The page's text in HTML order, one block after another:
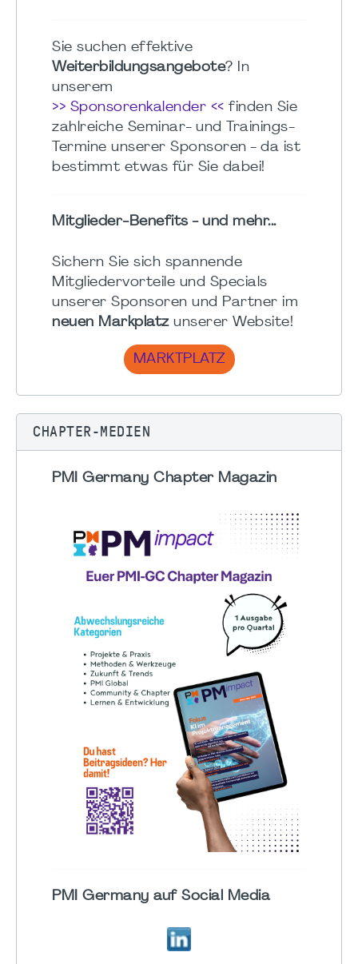
Sie suchen effektive
Weiterbildungsangebote? In
unserem
>> Sponsorenkalender << finden Sie
zahlreiche Seminar- und Trainings-
Termine unserer Sponsoren - da ist
bestimmt etwas für Sie dabei!
Mitglieder-Benefits - und mehr...
Sichern Sie sich spannende
Mitgliedervorteile und Specials
unserer Sponsoren und Partner im
neuen Markplatzunserer Website!
MARKTPLATZ
CHAPTER-MEDIEN
PMI Germany Chapter Magazin
PMI Germany auf Social Media